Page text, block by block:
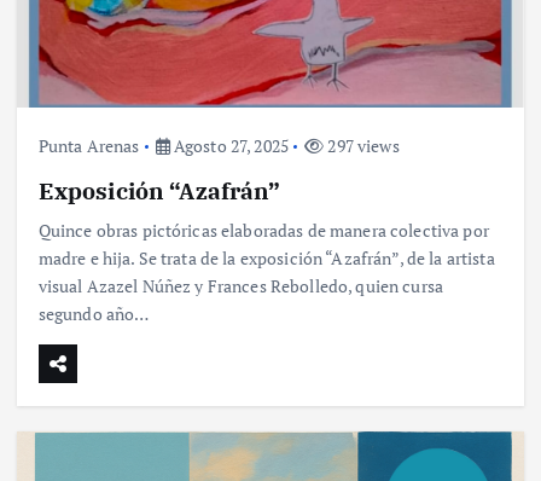
Punta Arenas Agosto 27, 2025 297 views
Exposición “Azafrán”
Quince obras pictóricas elaboradas de manera colectiva por
madre e hija. Se trata de la exposición “Azafrán”, de la artista
visual Azazel Núñez y Frances Rebolledo, quien cursa
segundo año…